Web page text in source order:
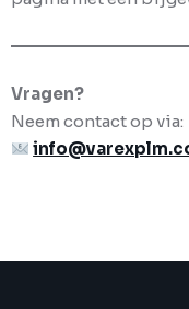
Vragen?
Neem contact op via: